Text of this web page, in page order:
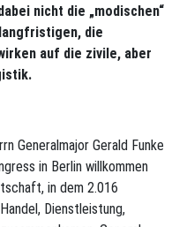
nicht die „modischen“
die
auf die zivile, aber
Generalmajor Gerald Funke
in Berlin willkommen
in dem 2.016
Dienstleistung,